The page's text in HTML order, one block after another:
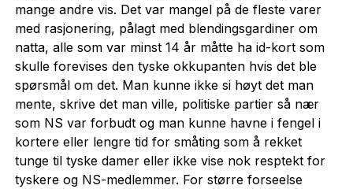
mange andre vis. Det var mangel på de fleste varer
med rasjonering, pålagt med blendingsgardiner om
natta, alle som var minst 14 år måtte ha id-kort som
skulle forevises den tyske okkupanten hvis det ble
spørsmål om det. Man kunne ikke si høyt det man
mente, skrive det man ville, politiske partier så nær
som NS var forbudt og man kunne havne i fengel i
kortere eller lengre tid for småting som å rekket
tunge til tyske damer eller ikke vise nok resptekt for
tyskere og NS-medlemmer. For større forseelse